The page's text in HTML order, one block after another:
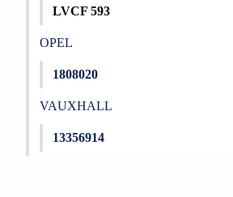
LVCF 593
OPEL
1808020
VAUXHALL
13356914